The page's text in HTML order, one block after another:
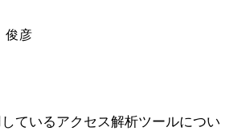
俊彦
ているアクセス解析ツールについ